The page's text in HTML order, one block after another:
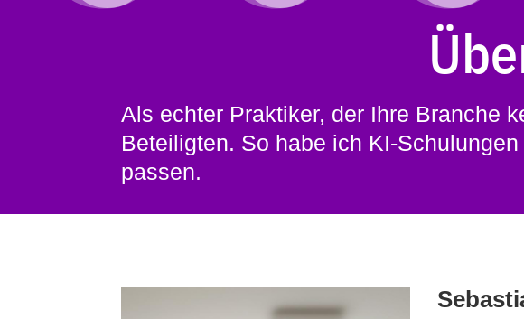
Als echter Praktiker, der Ihre Branche
Beteiligten. So habe ich KI-
passen.